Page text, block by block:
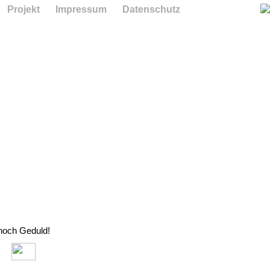
Geduld!
Projekt Impressum Datenschutz